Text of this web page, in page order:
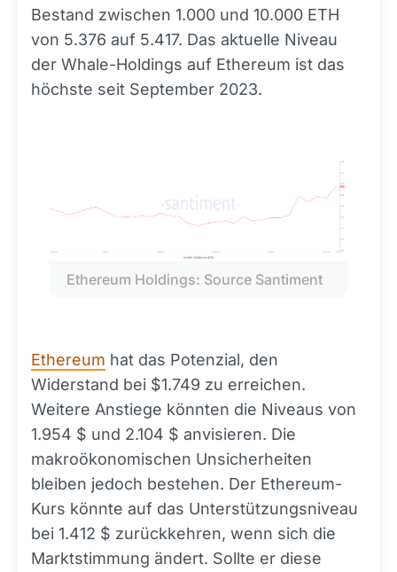
Bestand zwischen 1.000 und 10.000 ETH
von 5.376 auf 5.417. Das aktuelle Niveau
der Whale-Holdings auf Ethereum ist das
höchste seit September 2023.
Ethereum Holdings: Source Santiment
Ethereum hat das Potenzial, den
Widerstand bei $1.749 zu erreichen.
Weitere Anstiege könnten die Niveaus von
1.954 $ und 2.104 $ anvisieren. Die
makroökonomischen Unsicherheiten
bleiben jedoch bestehen. Der Ethereum-
Kurs könnte auf das Unterstützungsniveau
bei 1.412 $ zurückkehren, wenn sich die
Marktstimmung ändert. Sollte er diese